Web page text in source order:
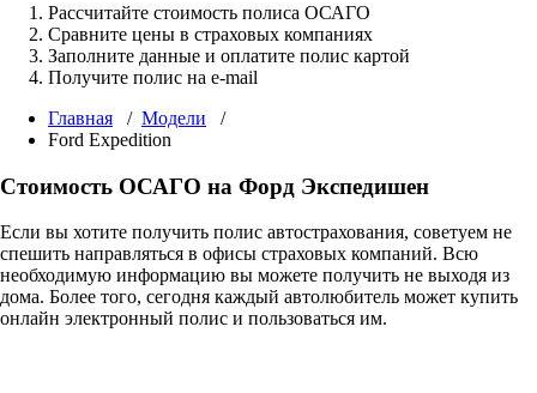
Рассчитайте стоимость полиса ОСАГО
Сравните цены в страховых компаниях
Заполните данные и оплатите полис картой
Получите полис на e-mail
Главная / Модели /
Ford Expedition
Стоимость ОСАГО на Форд Экспедишен
Если вы хотите получить полис автострахования, советуем не
спешить направляться в офисы страховых компаний. Всю
необходимую информацию вы можете получить не выходя из
дома. Более того, сегодня каждый автолюбитель может купить
онлайн электронный полис и пользоваться им.